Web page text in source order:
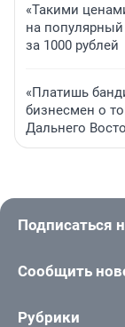
«Такими
на популярный
за 1000 рублей
«Платишь
бизнесмен о
Дальнего
Подписаться
Сообщить
Рубрики